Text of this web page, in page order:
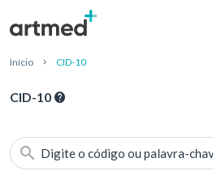
Início CID-10
CID-10
Digite o código ou palavra-